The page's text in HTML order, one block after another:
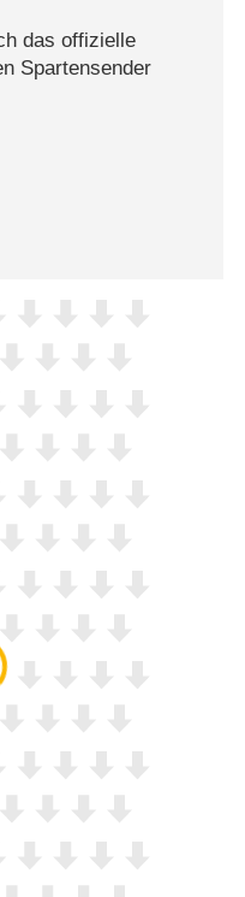
das offizielle
Spartensender